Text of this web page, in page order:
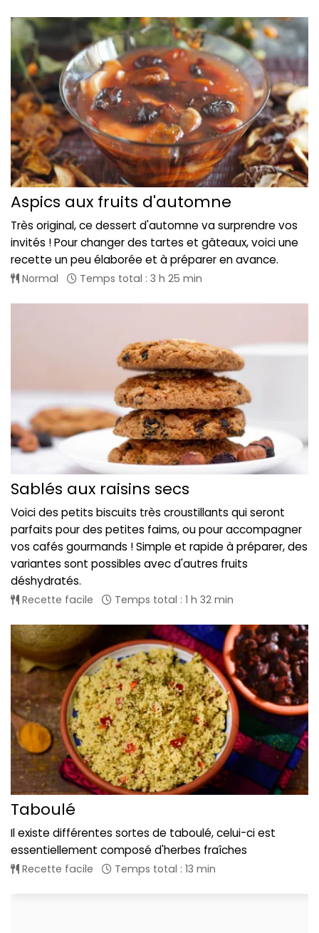
Aspics aux fruits d'automne
Très original, ce dessert d'automne va surprendre vos
invités ! Pour changer des tartes et gâteaux, voici une
recette un peu élaborée et à préparer en avance.
Normal Temps total : 3 h 25 min
Sablés aux raisins secs
Voici des petits biscuits très croustillants qui seront
parfaits pour des petites faims, ou pour accompagner
vos cafés gourmands ! Simple et rapide à préparer, des
variantes sont possibles avec d'autres fruits
déshydratés.
Recette facile Temps total : 1 h 32 min
Taboulé
Il existe différentes sortes de taboulé, celui-ci est
essentiellement composé d'herbes fraîches
Recette facile Temps total : 13 min